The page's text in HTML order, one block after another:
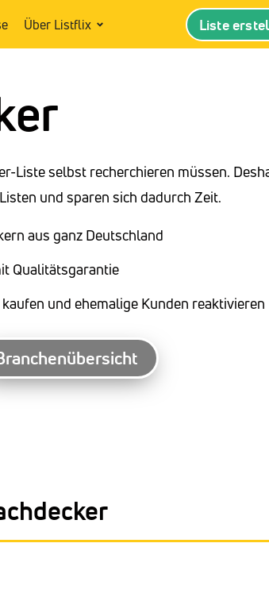
Über Listflix Liste
Liste selbst recherchieren müssen.
und sparen sich dadurch Zeit.
aus ganz Deutschland
Qualitätsgarantie
und ehemalige Kunden reaktivieren